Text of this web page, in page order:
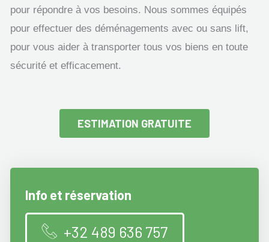
pour répondre à vos besoins. Nous sommes équipés
pour effectuer des déménagements avec ou sans lift,
pour vous aider à transporter tous vos biens en toute
sécurité et efficacement.
ESTIMATION GRATUITE
Info et réservation
+32 489 636 757